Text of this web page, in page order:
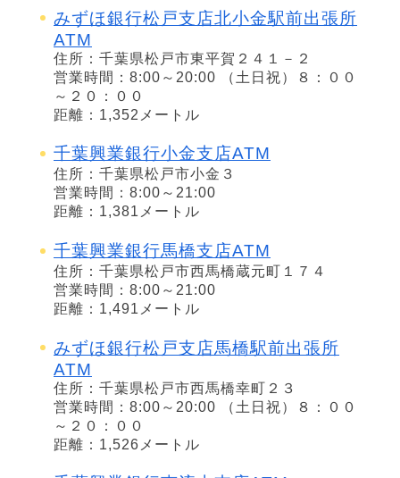
みずほ銀行松戸支店北小金駅前出張所
ATM
住所：千葉県松戸市東平賀２４１－２
営業時間：8:00～20:00 （土日祝）８：００
～２０：００
距離：1,352メートル
千葉興業銀行小金支店ATM
住所：千葉県松戸市小金３
営業時間：8:00～21:00
距離：1,381メートル
千葉興業銀行馬橋支店ATM
住所：千葉県松戸市西馬橋蔵元町１７４
営業時間：8:00～21:00
距離：1,491メートル
みずほ銀行松戸支店馬橋駅前出張所
ATM
住所：千葉県松戸市西馬橋幸町２３
営業時間：8:00～20:00 （土日祝）８：００
～２０：００
距離：1,526メートル